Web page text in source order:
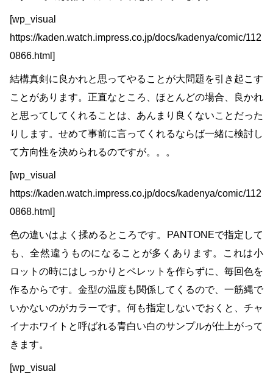
[wp_visual
https://kaden.watch.impress.co.jp/docs/kadenya/comic/112
0866.html]
結構真剣に良かれと思ってやることが大問題を引き起こす
ことがあります。正直なところ、ほとんどの場合、良かれ
と思ってしてくれることは、あんまり良くないことだった
りします。せめて事前に言ってくれるならば一緒に検討し
て方向性を決められるのですが。。。
[wp_visual
https://kaden.watch.impress.co.jp/docs/kadenya/comic/112
0868.html]
色の違いはよく揉めるところです。PANTONEで指定して
も、全然違うものになることが多くあります。これは小
ロットの時にはしっかりとペレットを作らずに、毎回色を
作るからです。金型の温度も関係してくるので、一筋縄で
いかないのがカラーです。何も指定しないでおくと、チャ
イナホワイトと呼ばれる青白い白のサンプルが仕上がって
きます。
[wp_visual